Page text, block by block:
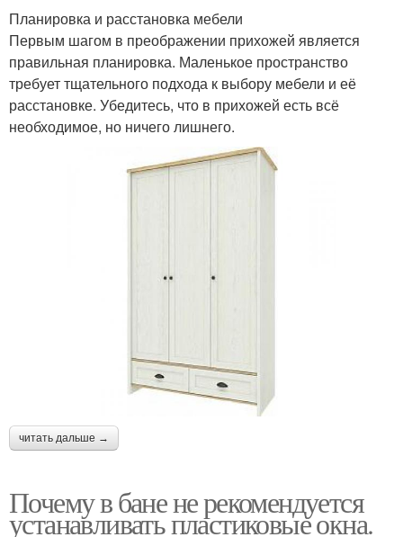
Планировка и расстановка мебели
Первым шагом в преображении прихожей является
правильная планировка. Маленькое пространство
требует тщательного подхода к выбору мебели и её
расстановке. Убедитесь, что в прихожей есть всё
необходимое, но ничего лишнего.
читать дальше →
Почему в бане не рекомендуется
устанавливать пластиковые окна.